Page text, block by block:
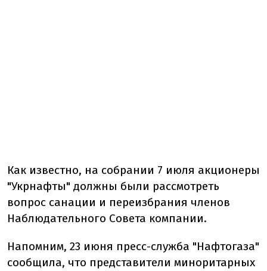
Как известно, на собрании 7 июля акционеры
"Укрнафты" должны были рассмотреть
вопрос санации и переизбрания членов
Наблюдательного Совета компании.
Напомним, 23 июня пресс-служба "Нафтогаза"
сообщила, что представители миноритарных